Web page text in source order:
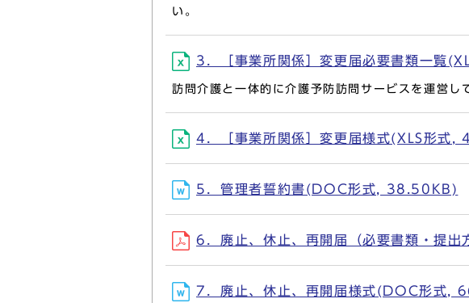
い。
3．［事業所関係］変更届必要書類一覧
訪問介護と一体的に介護予防訪問サービスを運営し
4．［事業所関係］変更届様式(XLS形式
5．管理者誓約書(DOC形式, 38.50KB)
6．廃止、休止、再開届（必要書類・提
7．廃止、休止、再開届様式(DOC形式,